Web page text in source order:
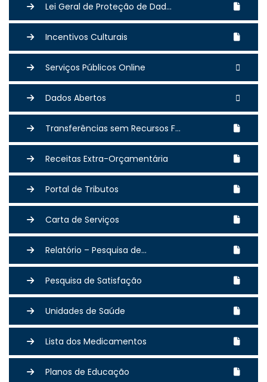
Lei Geral de Proteção de Dad...
Incentivos Culturais
Serviços Públicos Online
Dados Abertos
Transferências sem Recursos F...
Receitas Extra-Orçamentária
Portal de Tributos
Carta de Serviços
Relatório – Pesquisa de...
Pesquisa de Satisfação
Unidades de Saúde
Lista dos Medicamentos
Planos de Educação